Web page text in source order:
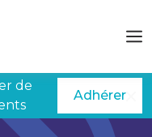
de
Adhérer